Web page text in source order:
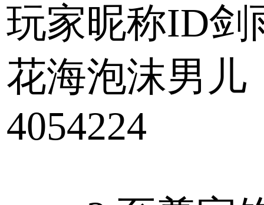
玩家昵称ID剑
花海泡沫男儿
4054224